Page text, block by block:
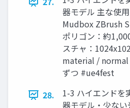
器モデル 主な使
Mudbox ZBrush
ポリゴン：約
スチャ：
material / normal
ずつ #ue4fest
28.
1-3 ハイエンドを
器モデル・少な